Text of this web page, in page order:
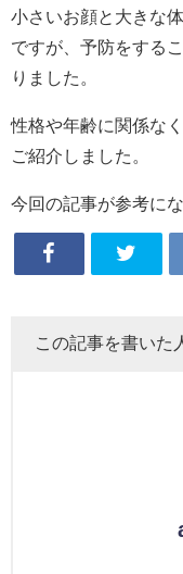
小さいお顔と大きな
ですが、予防をする
りました。
性格や年齢に関係な
ご紹介しました。
今回の記事が参考に
この記事を書いた